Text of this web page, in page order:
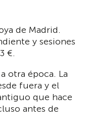
de Madrid.
y sesiones
€.
otra época. La
fuera y el
que hace
antes de